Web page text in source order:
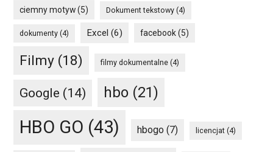
ciemny motyw(5) Dokument tekstowy (4)
dokumenty (4) Excel (6) facebook(5)
Filmy (18) filmy dokumentalne (4)
Google (14) hbo (21)
HBO GO (43) hbogo (7) licencjat (4)